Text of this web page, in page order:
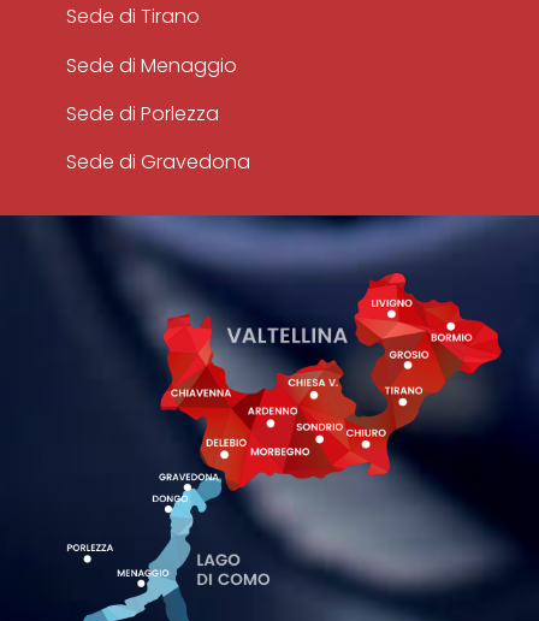
Sede di Tirano
Sede di Menaggio
Sede di Porlezza
Sede di Gravedona